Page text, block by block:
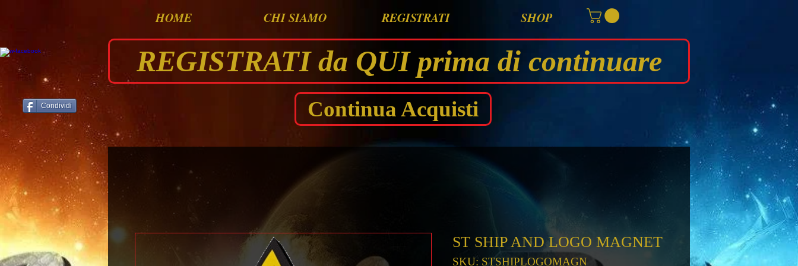
HOME CHI SIAMO REGISTRATI SHOP
REGISTRATI da QUI prima di continuare
Continua Acquisti
ST SHIP AND LOGO MAGNET
SKU: STSHIPLOGOMAGN
Condividi